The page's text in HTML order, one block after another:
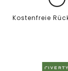
Kostenfreie